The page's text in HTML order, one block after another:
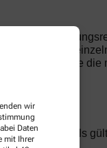
wir
Daten
mit Ihrer
gilt jeder
oder solche die
der jeweils